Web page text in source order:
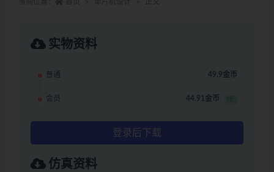
实物资料
普通 49.9金币
会员 44.91金币 9折
登录后下载
仿真资料